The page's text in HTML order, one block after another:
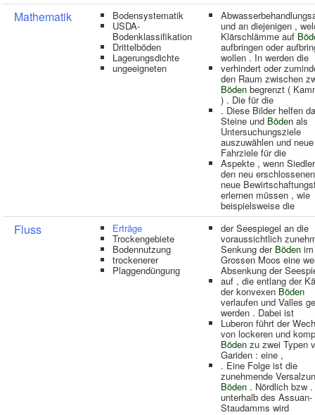
Mathematik Bodensystematik
USDA-
Bodenklassifikation
Drittelböden
Lagerungsdichte
ungeeigneten
und an diejenigen ,
Klärschlämme auf
aufbringen oder
wollen . In werden die
verhindert oder
den Raum zwischen
Böden begrenzt (
) . Die für die
. Diese Bilder helfen
Steine und Böden als
Untersuchungsziele
auszuwählen und neue
Fahrziele für die
Aspekte , wenn
den neu
neue
erlernen müssen , wie
beispielsweise die
Fluss Erträge
Trockengebiete
Bodennutzung
trockenerer
Plaggendüngung
der Seespiegel an die
voraussichtlich
Senkung der Böden im
Grossen Moos eine
Absenkung der
auf , die entlang der
der konvexen Böden
verlaufen und Valles
werden . Dabei ist
Luberon führt der
von lockeren und
Böden zu zwei Typen
Gariden : eine ,
. Eine Folge ist die
zunehmende
Böden . Nördlich bzw .
unterhalb des Assuan-
Staudamms wird